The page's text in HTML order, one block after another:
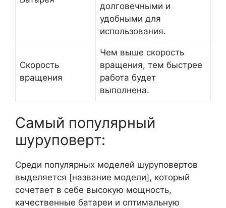
долговечными и
удобными для
использования.
Скорость
вращения
Чем выше скорость
вращения, тем быстрее
работа будет
выполнена.
Самый популярный
шуруповерт:
Среди популярных моделей шуруповертов
выделяется [название модели], который
сочетает в себе высокую мощность,
качественные батареи и оптимальную